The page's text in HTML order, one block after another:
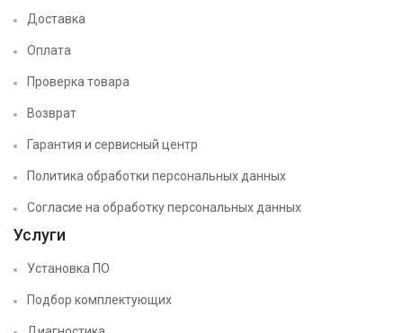
Доставка
Оплата
Проверка товара
Возврат
Гарантия и сервисный центр
Политика обработки персональных данных
Согласие на обработку персональных данных
Услуги
Установка ПО
Подбор комплектующих